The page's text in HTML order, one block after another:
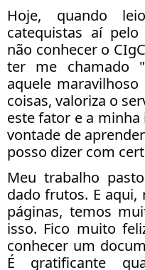
Hoje, quando
catequistas aí
não conhecer o
ter me chamado
aquele
coisas, valoriza o
este fator e a
vontade de
posso dizer com
Meu trabalho
dado frutos. E aqui,
páginas, temos
isso. Fico muito
conhecer um
É gratificante